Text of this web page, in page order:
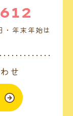
年末年始は
せ